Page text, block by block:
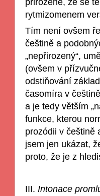
přirozené, že se
rytmizomenem
Tím není ovšem
češtině a
„nepřirozený“,
(ovšem v
odstiňování
časomíra v
a je tedy větším
funkce, kterou
prozódii v češtině
jsem jen ukázat,
proto, že je z
III. Intonace